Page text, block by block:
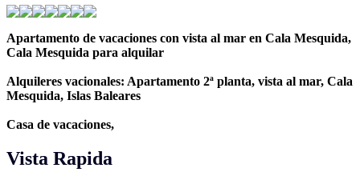
Apartamento de vacaciones con vista al mar en Cala Mesquida,
Cala Mesquida para alquilar
Alquileres vacionales: Apartamento 2ª planta, vista al mar, Cala
Mesquida, Islas Baleares
Casa de vacaciones,
Vista Rapida